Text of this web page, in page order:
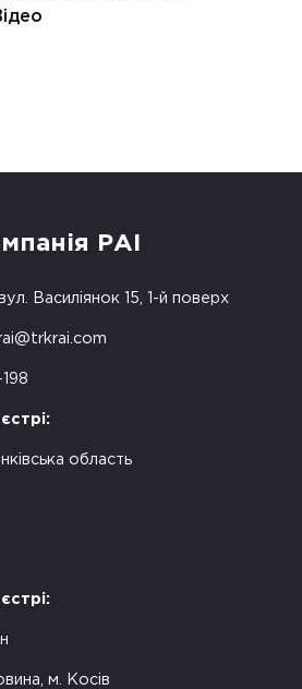
РАІ
Василіянок 15, 1-й поверх
область
м. Косів